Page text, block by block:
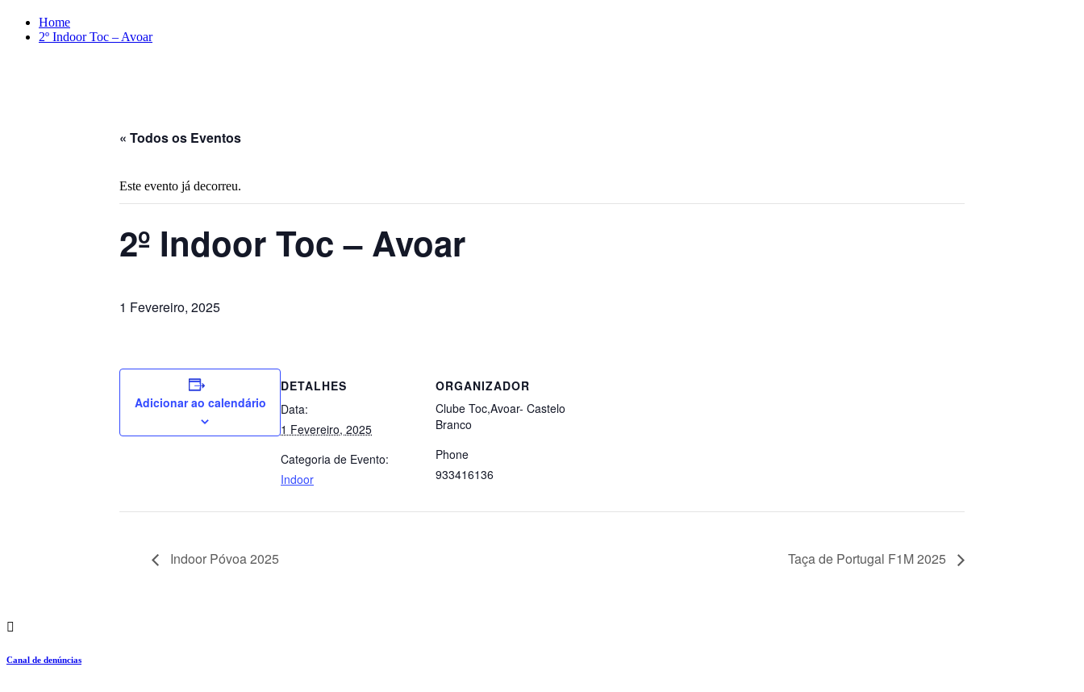
Home
2º Indoor Toc – Avoar
« Todos os Eventos
Este evento já decorreu.
2º Indoor Toc – Avoar
1 Fevereiro, 2025
Adicionar ao calendário
DETALHES
Data:
1 Fevereiro, 2025
Categoria de Evento:
Indoor
ORGANIZADOR
Clube Toc,Avoar- Castelo
Branco
Phone
933416136
Indoor Póvoa 2025 Taça de Portugal F1M 2025
Canal de denúncias